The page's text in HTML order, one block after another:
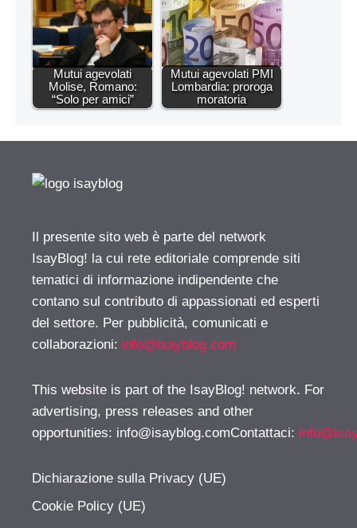
Mutui agevolati
Molise, Romano:
“Solo per amici”
Mutui agevolati PMI
Lombardia: proroga
moratoria
Il presente sito web è parte del network
IsayBlog! la cui rete editoriale comprende siti
tematici di informazione indipendente che
contano sul contributo di appassionati ed esperti
del settore. Per pubblicità, comunicati e
collaborazioni: info@isayblog.com
This website is part of the IsayBlog! network. For
advertising, press releases and other
opportunities: info@isayblog.comContattaci:
Dichiarazione sulla Privacy (UE)
Cookie Policy (UE)